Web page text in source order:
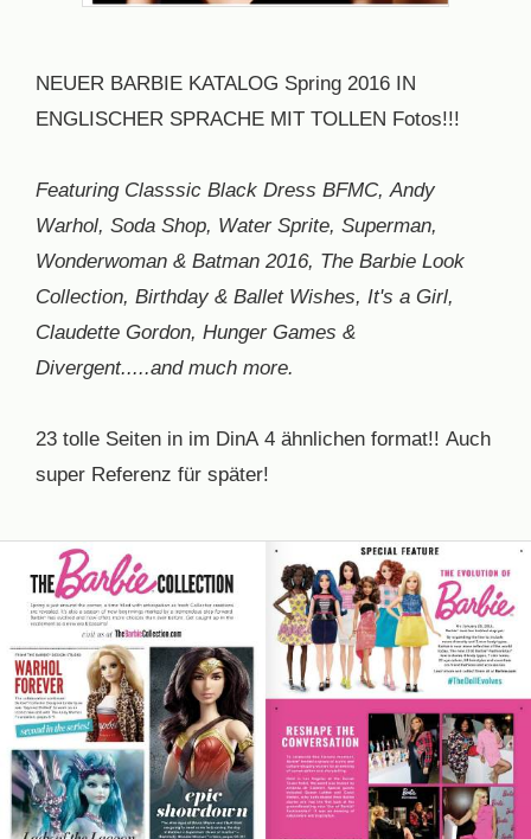
NEUER BARBIE KATALOG Spring 2016 IN
ENGLISCHER SPRACHE MIT TOLLEN Fotos!!!
Featuring Classsic Black Dress BFMC, Andy
Warhol, Soda Shop, Water Sprite, Superman,
Wonderwoman & Batman 2016, The Barbie Look
Collection, Birthday & Ballet Wishes, It's a Girl,
Claudette Gordon, Hunger Games &
Divergent.....and much more.
23 tolle Seiten in im DinA 4 ähnlichen format!! Auch
super Referenz für später!